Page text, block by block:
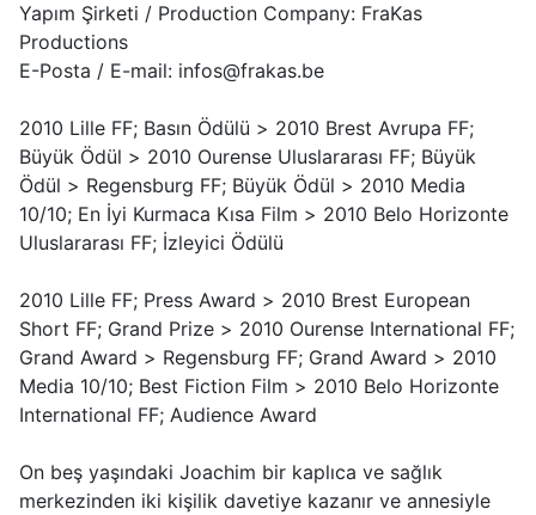
Yapım Şirketi / Production Company: FraKas
Productions
E-Posta / E-mail: infos@frakas.be
2010 Lille FF; Basın Ödülü > 2010 Brest Avrupa FF;
Büyük Ödül > 2010 Ourense Uluslararası FF; Büyük
Ödül > Regensburg FF; Büyük Ödül > 2010 Media
10/10; En İyi Kurmaca Kısa Film > 2010 Belo Horizonte
Uluslararası FF; İzleyici Ödülü
2010 Lille FF; Press Award > 2010 Brest European
Short FF; Grand Prize > 2010 Ourense International FF;
Grand Award > Regensburg FF; Grand Award > 2010
Media 10/10; Best Fiction Film > 2010 Belo Horizonte
International FF; Audience Award
On beş yaşındaki Joachim bir kaplıca ve sağlık
merkezinden iki kişilik davetiye kazanır ve annesiyle